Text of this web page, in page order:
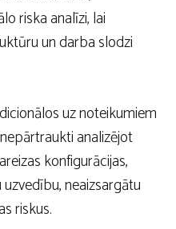
riska analīzi, lai
un darba slodzi
uz noteikumiem
analizējot
konfigurācijas,
neaizsargātu
riskus.